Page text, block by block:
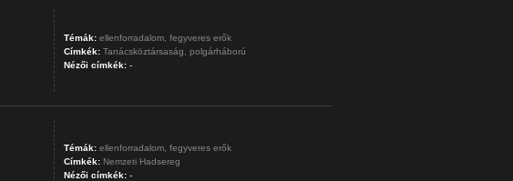
Témák: ellenforradalom, fegyveres erők
Címkék: Tanácsköztársaság,
polgárháború
Nézői címkék:-
Témák: ellenforradalom, fegyveres erők
Címkék: Nemzeti Hadsereg
Nézői címkék:-